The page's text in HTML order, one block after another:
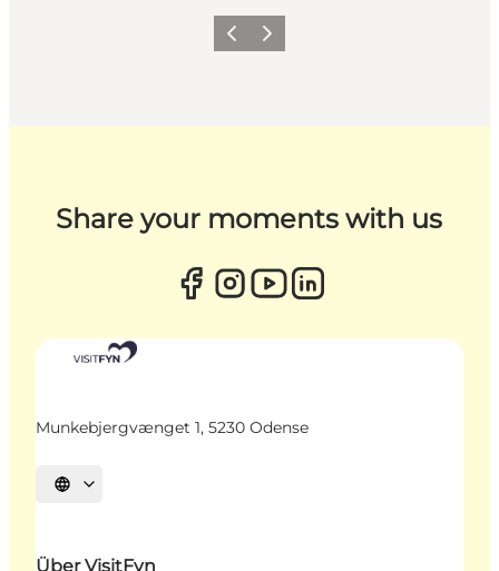
ZurückWeiter
Share your moments with us
Munkebjergvænget 1, 5230 Odense
Sprache auswählen
Über VisitFyn